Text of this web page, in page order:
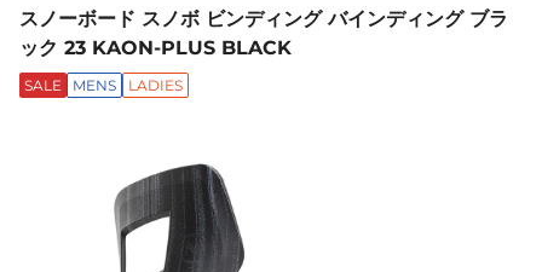
スノーボード スノボ ビンディング バインディング ブラ
ック 23 KAON-PLUS BLACK
SALE MENS LADIES